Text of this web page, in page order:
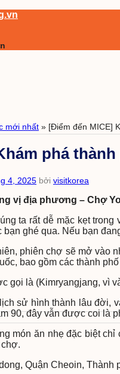
mới nhất » [Điểm đến MICE]
phá
4, 2025 bởi visitkorea
vị địa phương – Chợ
ta rất dễ mặc kẹt
ghé qua. Nếu bạn
phiên chợ sẽ mở
bao gồm các thành
gọi là (Kimryangjang, vì
sử hình thành lâu đời,
90, đây vẫn được coi là
món ăn nhẹ đặc biệt
Quận Cheoin, Thành